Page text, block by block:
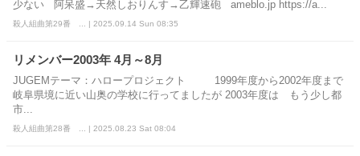
少ない 阿呆盛→天然しおりんす→乙輝速砲 ameblo.jp https://a...
殺人組曲第29番 ... | 2025.09.14 Sun 08:35
リメンバー2003年 4月～8月
JUGEMテーマ：ハロープロジェクト 1999年度から2002年度まで
岐阜県境に近い山奥の学校に行ってましたが 2003年度は もう少し都
市...
殺人組曲第28番 ... | 2025.08.23 Sat 08:04